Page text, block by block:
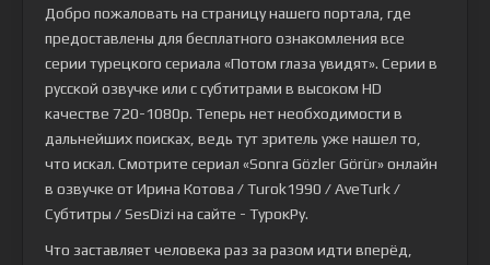
Добро пожаловать на страницу нашего портала, где
предоставлены для бесплатного ознакомления все
серии турецкого сериала «Потом глаза увидят». Серии в
русской озвучке или с субтитрами в высоком HD
качестве 720-1080p. Теперь нет необходимости в
дальнейших поисках, ведь тут зритель уже нашел то,
что искал. Смотрите сериал «Sonra Gözler Görür» онлайн
в озвучке от Ирина Котова / Turok1990 / AveTurk /
Субтитры / SesDizi на сайте - ТурокРу.
Что заставляет человека раз за разом идти вперёд,